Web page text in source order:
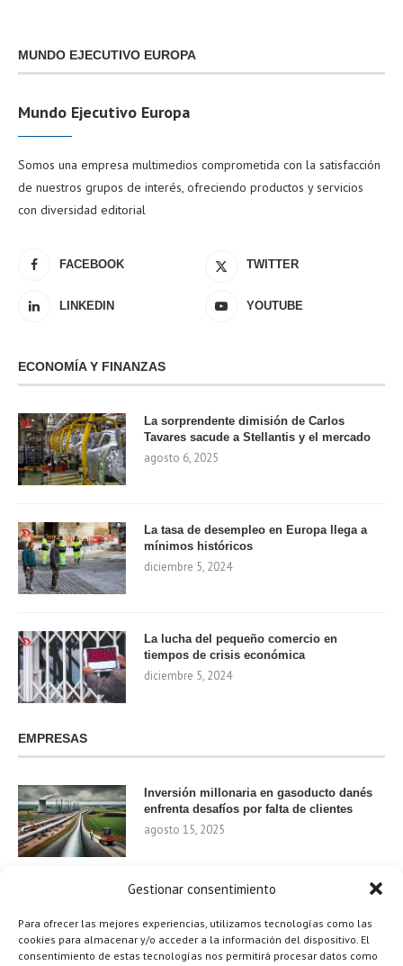
Gestionar consentimiento
Para ofrecer las mejores experiencias, utilizamos tecnologías como las
cookies para almacenar y/o acceder a la información del dispositivo. El
consentimiento de estas tecnologías nos permitirá procesar datos como
MUNDO EJECUTIVO EUROPA
Mundo Ejecutivo Europa
Somos una empresa multimedios comprometida con la satisfacción
de nuestros grupos de interés, ofreciendo productos y servicios
con diversidad editorial
FACEBOOK TWITTER
LINKEDIN YOUTUBE
ECONOMÍA Y FINANZAS
La sorprendente dimisión de Carlos
Tavares sacude a Stellantis y el mercado
agosto 6, 2025
La tasa de desempleo en Europa llega a
mínimos históricos
diciembre 5, 2024
La lucha del pequeño comercio en
tiempos de crisis económica
diciembre 5, 2024
EMPRESAS
Inversión millonaria en gasoducto danés
enfrenta desafíos por falta de clientes
agosto 15, 2025
de IA para 2024
agosto 9, 2025